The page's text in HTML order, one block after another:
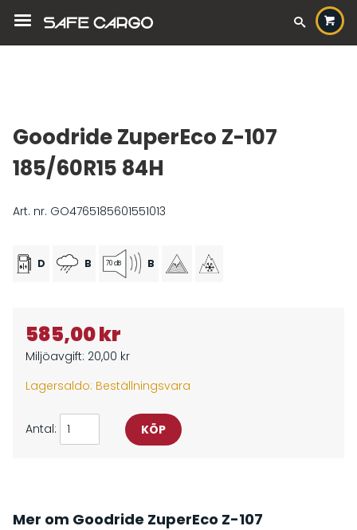
Goodride ZuperEco Z-107
185/60R15 84H
Art. nr. GO4765185601551013
D B 70 dB B
585,00 kr
Miljöavgift: 20,00 kr
Lagersaldo: Beställningsvara
Antal:
Mer om Goodride ZuperEco Z-107